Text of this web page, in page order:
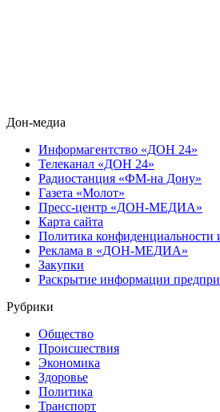
Дон-медиа
Информагентство «ДОН 24»
Телеканал «ДОН 24»
Радиостанция «ФМ-на Дону»
Газета «Молот»
Пресс-центр «ДОН-МЕДИА»
Карта сайта
Политика
Реклама в «ДОН-МЕДИА»
Закупки
Раскрытие информации
Рубрики
Общество
Происшествия
Экономика
Здоровье
Политика
Транспорт